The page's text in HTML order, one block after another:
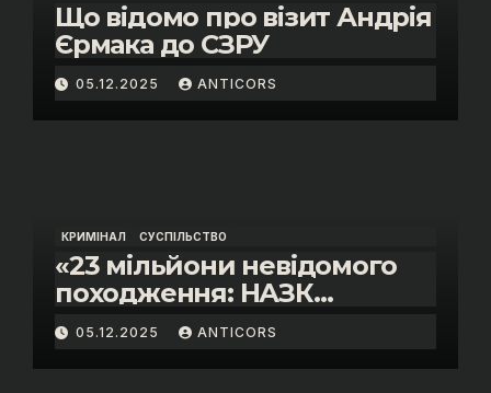
Що відомо про візит Андрія
Єрмака до СЗРУ
05.12.2025 ANTICORS
КРИМІНАЛ СУСПІЛЬСТВО
«23 мільйони невідомого
походження: НАЗК
викрило розкішне життя
інспектора митниці “Тиса”
Василя Пупени»
05.12.2025 ANTICORS